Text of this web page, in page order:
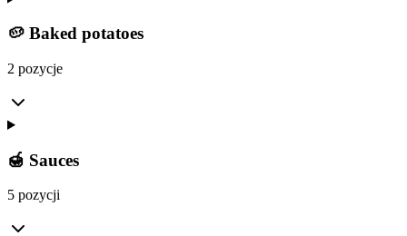
🥔 Baked potatoes
2 pozycje
🍯 Sauces
5 pozycji